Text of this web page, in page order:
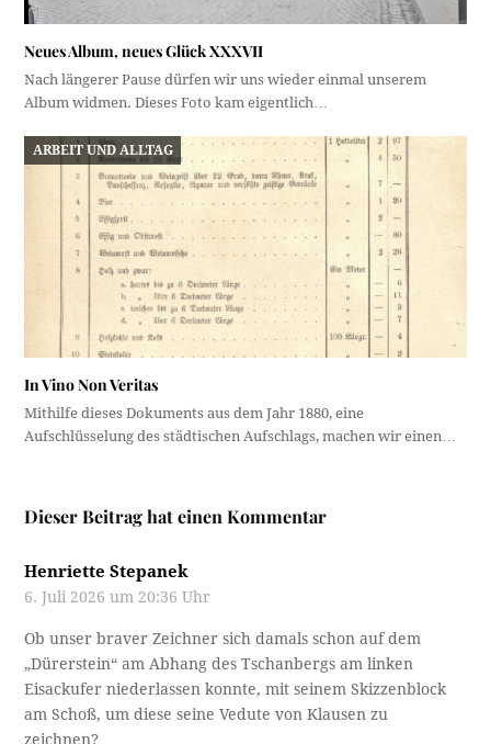
Neues Album, neues Glück XXXVII
Nach längerer Pause dürfen wir uns wieder einmal unserem
Album widmen. Dieses Foto kam eigentlich…
ARBEIT UND ALLTAG
In Vino Non Veritas
Mithilfe dieses Dokuments aus dem Jahr 1880, eine
Aufschlüsselung des städtischen Aufschlags, machen wir einen…
Dieser Beitrag hat einen Kommentar
Henriette Stepanek
6. Juli 2026 um 20:36 Uhr
Ob unser braver Zeichner sich damals schon auf dem
„Dürerstein“ am Abhang des Tschanbergs am linken
Eisackufer niederlassen konnte, mit seinem Skizzenblock
am Schoß, um diese seine Vedute von Klausen zu
zeichnen?